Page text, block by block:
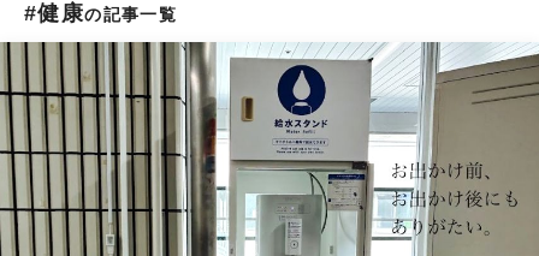
#健康の記事一覧